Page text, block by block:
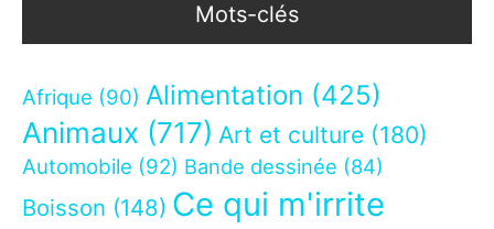
Mots-clés
Afrique (90) Alimentation (425)
Animaux (717) Art et culture (180)
Automobile (92) Bande dessinée (84)
Boisson (148) Ce qui m'irrite